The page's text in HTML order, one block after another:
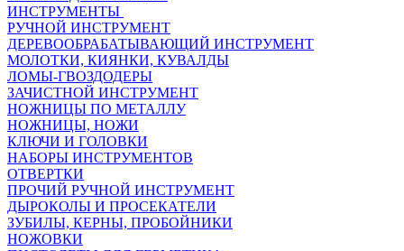
ИНСТРУМЕНТЫ
РУЧНОЙ ИНСТРУМЕНТ
ДЕРЕВООБРАБАТЫВАЮЩИЙ ИНСТРУМЕНТ
МОЛОТКИ, КИЯНКИ, КУВАЛДЫ
ЛОМЫ-ГВОЗДОДЕРЫ
ЗАЧИСТНОЙ ИНСТРУМЕНТ
НОЖНИЦЫ ПО МЕТАЛЛУ
НОЖНИЦЫ, НОЖИ
КЛЮЧИ И ГОЛОВКИ
НАБОРЫ ИНСТРУМЕНТОВ
ОТВЕРТКИ
ПРОЧИЙ РУЧНОЙ ИНСТРУМЕНТ
ДЫРОКОЛЫ И ПРОСЕКАТЕЛИ
ЗУБИЛЫ, КЕРНЫ, ПРОБОЙНИКИ
НОЖОВКИ